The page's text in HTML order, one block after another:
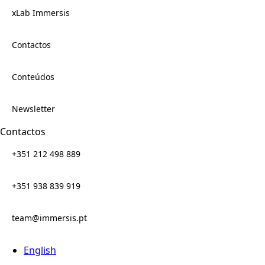
xLab Immersis
Contactos
Conteúdos
Newsletter
Contactos
+351 212 498 889
+351 938 839 919
team@immersis.pt
English